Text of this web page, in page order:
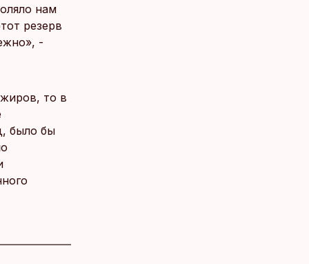
нам
резерв
-
то в
было бы